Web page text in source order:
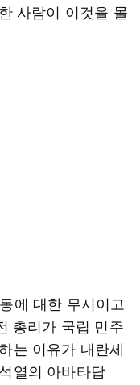
사람이 이것을 몰
에 대한 무시이고
총리가 국립 민주
는 이유가 내란세
열의 아바타답